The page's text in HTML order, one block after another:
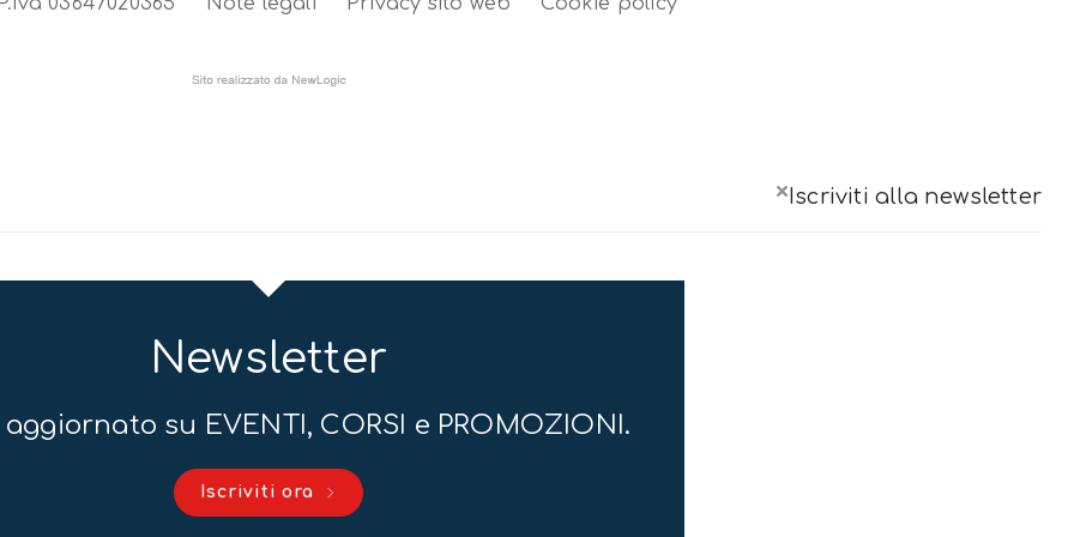
×Iscriviti alla newsletter
Newsletter
su EVENTI, CORSI e PROMOZIONI.
Iscriviti ora